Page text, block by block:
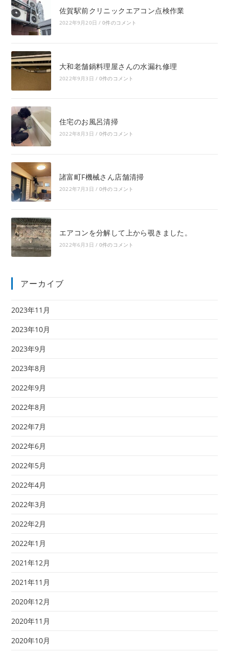
佐賀駅前クリニックエアコン点検作業
2022年9月20日 / 0件のコメント
大和老舗鍋料理屋さんの水漏れ修理
2022年9月3日 / 0件のコメント
住宅のお風呂清掃
2022年8月3日 / 0件のコメント
諸富町F機械さん店舗清掃
2022年7月3日 / 0件のコメント
エアコンを分解して上から覗きました。
2022年6月3日 / 0件のコメント
アーカイブ
2023年11月
2023年10月
2023年9月
2023年8月
2022年9月
2022年8月
2022年7月
2022年6月
2022年5月
2022年4月
2022年3月
2022年2月
2022年1月
2021年12月
2021年11月
2020年12月
2020年11月
2020年10月